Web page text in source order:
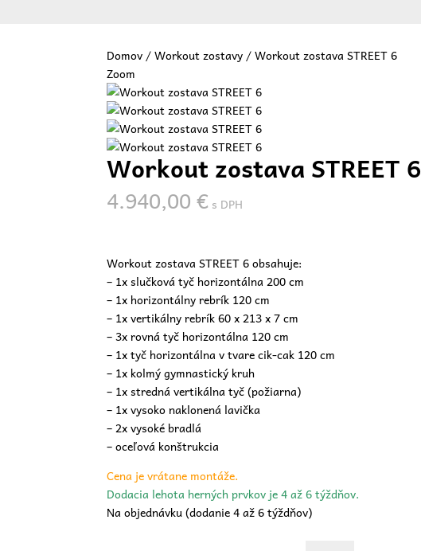
Domov /Workout zostavy / Workout zostava STREET 6
Zoom
Workout zostava STREET 6
4.940,00€ s DPH
Workout zostava STREET 6 obsahuje:
– 1x slučková tyč horizontálna 200 cm
– 1x horizontálny rebrík 120 cm
– 1x vertikálny rebrík 60 x 213 x 7 cm
– 3x rovná tyč horizontálna 120 cm
– 1x tyč horizontálna v tvare cik-cak 120 cm
– 1x kolmý gymnastický kruh
– 1x stredná vertikálna tyč (požiarna)
– 1x vysoko naklonená lavička
– 2x vysoké bradlá
– oceľová konštrukcia
Cena je vrátane montáže.
Dodacia lehota herných prvkov je 4 až 6 týždňov.
Na objednávku (dodanie 4 až 6 týždňov)